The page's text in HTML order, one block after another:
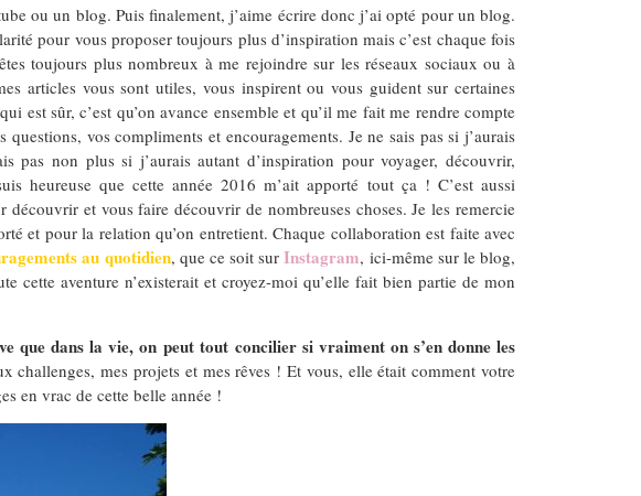
ou un blog. Puis finalement, j’aime écrire donc j’ai opté pour un blog.
pour vous proposer toujours plus d’inspiration mais c’est chaque fois
toujours plus nombreux à me rejoindre sur les réseaux sociaux ou à
articles vous sont utiles, vous inspirent ou vous guident sur certaines
sûr, c’est qu’on avance ensemble et qu’il me fait me rendre compte
vos compliments et encouragements. Je ne sais pas si j’aurais
pas non plus si j’aurais autant d’inspiration pour voyager, découvrir,
heureuse que cette année 2016 m’ait apporté tout ça ! C’est aussi
et vous faire découvrir de nombreuses choses. Je les remercie
et pour la relation qu’on entretient. Chaque collaboration est faite avec
au quotidien, que ce soit surInstagram, ici-même sur le blog,
cette aventure n’existerait et croyez-moi qu’elle fait bien partie de mon
que dans la vie, on peut tout concilier si vraiment on s’en donne les
mes projets et mes rêves ! Et vous, elle était comment votre
en vrac de cette belle année !